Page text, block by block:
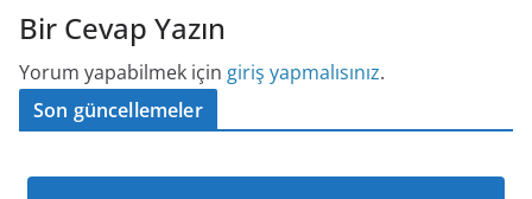
Bir Cevap Yazın
Yorum yapabilmek için giriş yapmalısınız.
Son güncellemeler